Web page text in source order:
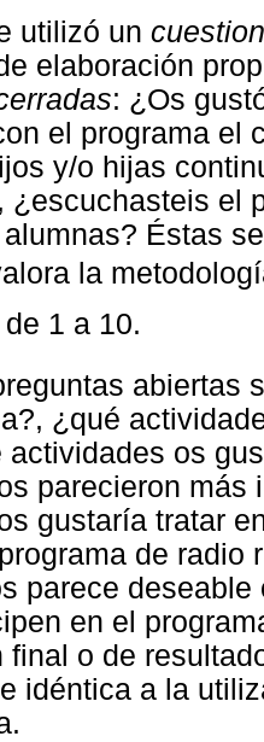
utilizó un
elaboración
: ¿Os
el programa el
y/o hijas
¿escuchasteis el
Éstas
la
1 a 10.
abiertas
¿qué
actividades os
parecieron más
gustaría tratar
de radio
parece
en el
final o de
idéntica a la